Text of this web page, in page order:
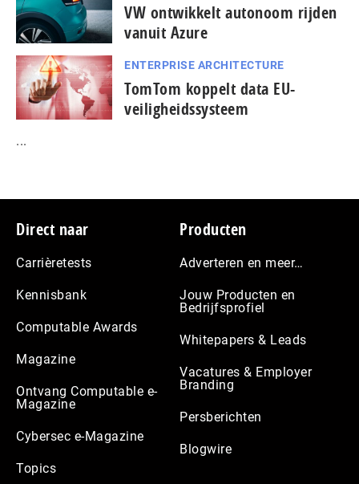
VW ontwikkelt autonoom rijden
vanuit Azure
ENTERPRISE ARCHITECTURE
TomTom koppelt data EU-
veiligheidssysteem
...
Footer
Direct naar
Carrièretests
Kennisbank
Computable Awards
Magazine
Ontvang Computable e-
Magazine
Cybersec e-Magazine
Topics
Producten
Adverteren en meer…
Jouw Producten en
Bedrijfsprofiel
Whitepapers & Leads
Vacatures & Employer
Branding
Persberichten
Blogwire